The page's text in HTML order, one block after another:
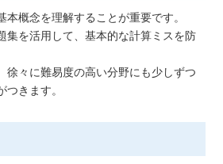
概念を理解することが重要です。
集を活用して、基本的な計算ミスを防
徐々に難易度の高い分野にも少しずつ
きます。